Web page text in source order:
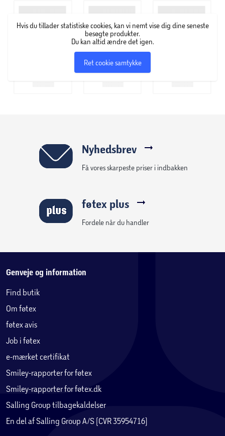
OBS! Varen er assorteret, og en bestemt variant kan ikke
Hvis du tillader statistiske cookies, kan vi nemt vise dig dine seneste
besøgte produkter.
Du kan altid ændre det igen.
Ret cookie samtykke
Nyhedsbrev
Få vores skarpeste priser i indbakken
føtex plus
Fordele når du handler
Genveje og information
Find butik
Om føtex
føtex avis
Job i føtex
e-mærket certifikat
Smiley-rapporter for føtex
Smiley-rapporter for føtex.dk
Salling Group tilbagekaldelser
En del af Salling Group A/S (CVR 35954716)